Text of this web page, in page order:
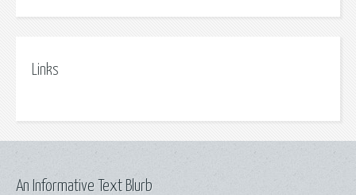
Links
An Informative Text Blurb